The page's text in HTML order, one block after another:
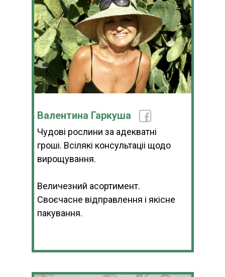
Валентина Гаркуша
Чудові рослини за адекватні
гроші. Всілякі консультаціі щодо
вирощування.
Величезний асортимент.
Своєчасне відправлення і якісне
пакування.